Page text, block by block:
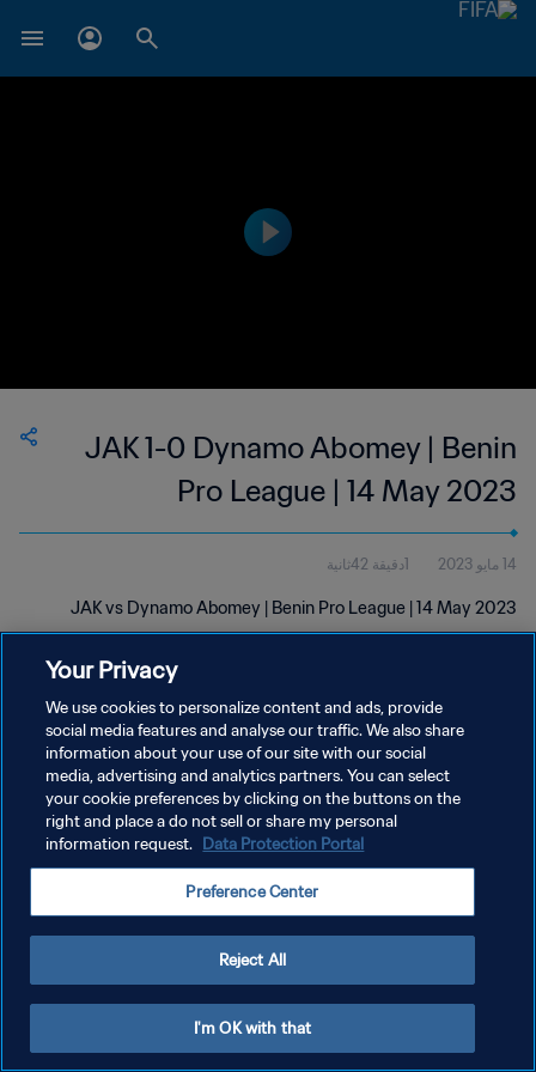
JAK 1-0 Dynamo Abomey | Benin
Pro League | 14 May 2023
14 مايو 2023 1دقيقة 42ثانية
JAK vs Dynamo Abomey | Benin Pro League | 14 May 2023
سياسة الخصوصية
شروط الخدمة
إدارة تفضيلات ملفات تعريف الارتباط
Your Privacy
We use cookies to personalize content and ads, provide
social media features and analyse our traffic. We also share
information about your use of our site with our social
media, advertising and analytics partners. You can select
your cookie preferences by clicking on the buttons on the
right and place a do not sell or share my personal
information request. Data Protection Portal
Preference Center
Reject All
I'm OK with that